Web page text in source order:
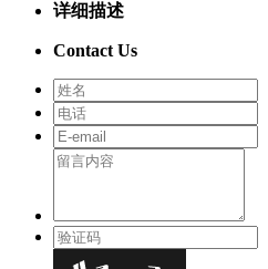
详细描述
Contact Us